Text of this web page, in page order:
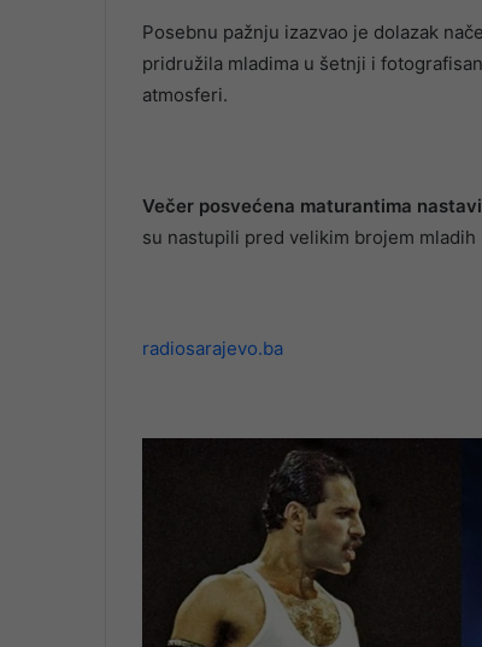
Posebnu pažnju izazvao je dolazak
pridružila mladima u šetnji i
atmosferi.
Večer posvećena maturantima
su nastupili pred velikim brojem mladih
radiosarajevo.ba